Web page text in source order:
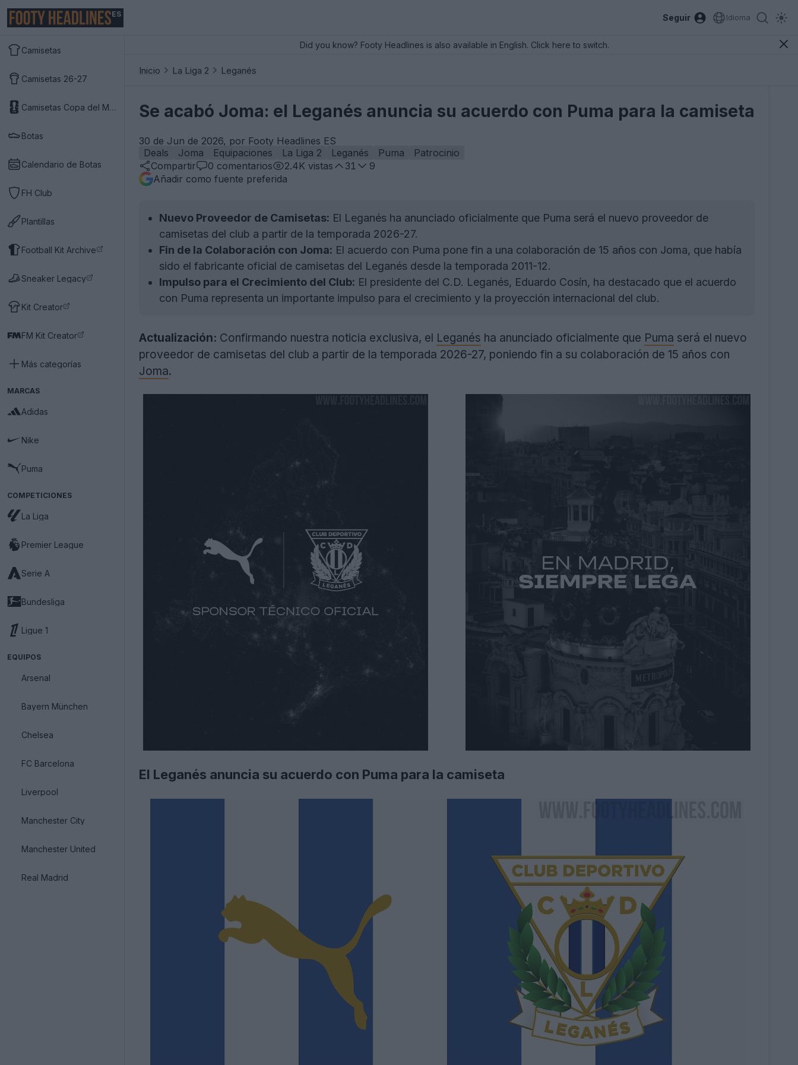
ES Seguir Idioma
Camisetas
Camisetas 26-27
Camisetas Copa del Mundo 2026
Botas
Calendario de Botas
FH Club
Plantillas
Football Kit Archive
Sneaker Legacy
Kit Creator
FM Kit Creator
Más categorías
MARCAS
Adidas
Nike
Puma
COMPETICIONES
La Liga
Premier League
Serie A
Bundesliga
Ligue 1
EQUIPOS
Arsenal
Bayern München
Chelsea
FC Barcelona
Liverpool
Manchester City
Manchester United
Real Madrid
Did you know? Footy Headlines is also available in English. Click here to switch.
Inicio La Liga 2 Leganés
Se acabó Joma: el Leganés anuncia su acuerdo con Puma para la camiseta
30 de Jun de 2026, por Footy Headlines ES
Deals
Joma Equipaciones La Liga 2 Leganés Puma
Patrocinio
Compartir
0 comentarios 2.4K vistas 31
9
Añadir como fuente preferida
Nuevo Proveedor de Camisetas: El Leganés ha anunciado oficialmente que Puma será el nuevo proveedor de
camisetas del club a partir de la temporada 2026-27.
Fin de la Colaboración con Joma: El acuerdo con Puma pone fin a una colaboración de 15 años con Joma, que había
sido el fabricante oficial de camisetas del Leganés desde la temporada 2011-12.
Impulso para el Crecimiento del Club: El presidente del C.D. Leganés, Eduardo Cosín, ha destacado que el acuerdo
con Puma representa un importante impulso para el crecimiento y la proyección internacional del club.
Actualización: Confirmando nuestra noticia exclusiva, el Leganés ha anunciado oficialmente que Puma será el nuevo
proveedor de camisetas del club a partir de la temporada 2026-27, poniendo fin a su colaboración de 15 años con
Joma.
El Leganés anuncia su acuerdo con Puma para la camiseta